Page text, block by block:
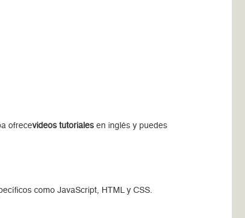
ofrecevideos tutoriales en inglés y puedes
como JavaScript, HTML y CSS.